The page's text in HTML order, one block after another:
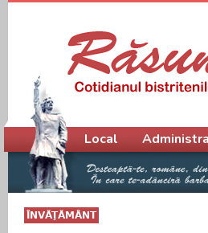
ÎNVĂŢĂMÂNT
Meniu principal
Local